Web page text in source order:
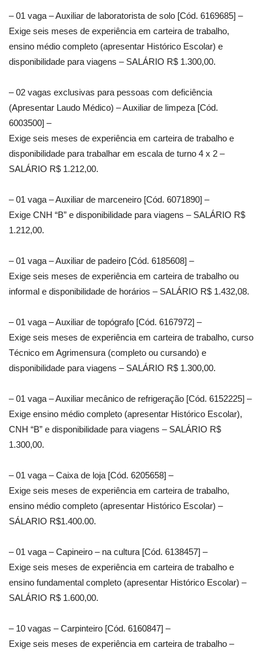
– 01 vaga – Auxiliar de laboratorista de solo [Cód. 6169685] –
Exige seis meses de experiência em carteira de trabalho,
ensino médio completo (apresentar Histórico Escolar) e
disponibilidade para viagens – SALÁRIO R$ 1.300,00.
– 02 vagas exclusivas para pessoas com deficiência
(Apresentar Laudo Médico) – Auxiliar de limpeza [Cód.
6003500] –
Exige seis meses de experiência em carteira de trabalho e
disponibilidade para trabalhar em escala de turno 4 x 2 –
SALÁRIO R$ 1.212,00.
– 01 vaga – Auxiliar de marceneiro [Cód. 6071890] –
Exige CNH “B” e disponibilidade para viagens – SALÁRIO R$
1.212,00.
– 01 vaga – Auxiliar de padeiro [Cód. 6185608] –
Exige seis meses de experiência em carteira de trabalho ou
informal e disponibilidade de horários – SALÁRIO R$ 1.432,08.
– 01 vaga – Auxiliar de topógrafo [Cód. 6167972] –
Exige seis meses de experiência em carteira de trabalho, curso
Técnico em Agrimensura (completo ou cursando) e
disponibilidade para viagens – SALÁRIO R$ 1.300,00.
– 01 vaga – Auxiliar mecânico de refrigeração [Cód. 6152225] –
Exige ensino médio completo (apresentar Histórico Escolar),
CNH “B” e disponibilidade para viagens – SALÁRIO R$
1.300,00.
– 01 vaga – Caixa de loja [Cód. 6205658] –
Exige seis meses de experiência em carteira de trabalho,
ensino médio completo (apresentar Histórico Escolar) –
SÁLARIO R$1.400.00.
– 01 vaga – Capineiro – na cultura [Cód. 6138457] –
Exige seis meses de experiência em carteira de trabalho e
ensino fundamental completo (apresentar Histórico Escolar) –
SALÁRIO R$ 1.600,00.
– 10 vagas – Carpinteiro [Cód. 6160847] –
Exige seis meses de experiência em carteira de trabalho –